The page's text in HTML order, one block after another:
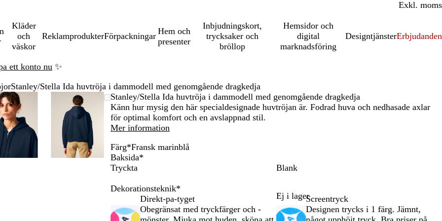
Inkl. moms
Exkl. moms
Kläder
och
väskor
ReklamprodukterFörpackningar
Hem och
presenter
Inbjudningskort,
trycksaker och
bröllop
Hemsidor och
digital
marknadsföring
DesigntjänsterErbjudanden
ett konto nu ✨
Stanley/Stella Ida huvtröja i dammodell med genomgående dragkedja
Zoomningsbar
bild
Zoomat
till
minimum
Klicka
för
att
utöka
Använd
plus-
och
minustangenterna
för
att
zooma
Zoomningsbar
bild
Zoomat
till
minimum
Klicka
för
att
utöka
Använd
plus-
och
minustangenterna
att
zooma
piltangenterna
Stanley/Stella Ida huvtröja i dammodell med genomgående dragkedja
Känn hur mysig den här specialdesignade huvtröjan är. Fodrad huva och nedhasade axlar
för optimal komfort och en avslappnad stil.
Mer information
Färg*Fransk marinblå
S
v
r
V
i
N
a
u
K
a
l
B
u
b
B
l
i
F
r
n
k
Baksida*
Tryckta
Blank
Dekorationsteknik*
Direkt-pa-tyget
Obegränsat med tryckfärger och -
Ej i lagerScreentryck
Designen trycks i 1 färg. Jämnt,